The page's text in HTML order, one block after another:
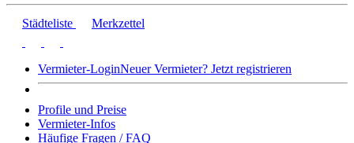
Städteliste Merkzettel
Vermieter-LoginNeuer Vermieter? Jetzt registrieren
Profile und Preise
Vermieter-Infos
Häufige Fragen / FAQ